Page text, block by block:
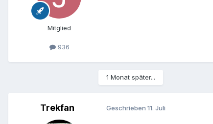
Mitglied
936
1 Monat später...
Trekfan Geschrieben 11. Juli